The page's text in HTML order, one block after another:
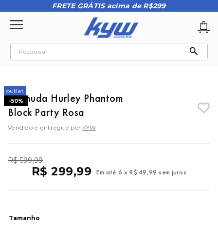
FRETE GRÁTIS acima de R$299
Pesquisar
outlet
-50%
Bermuda Hurley Phantom
Block Party Rosa
Vendido e entregue por KYW
R$ 599,99
R$ 299,99 Em até 6 x R$ 49,99 sem juros
Tamanho
1º
2º oakley
teeth bomber 3
tenis
9º mochila oakley